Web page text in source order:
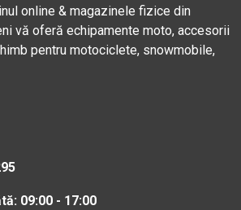
online & magazinele fizice din
vă oferă echipamente moto, accesorii
pentru motociclete, snowmobile,
09:00 - 17:00